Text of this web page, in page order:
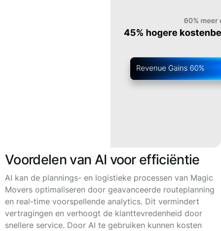
Voordelen van AI voor efficiëntie
AI kan de plannings- en logistieke processen van Magic
Movers optimaliseren door geavanceerde routeplanning
en real-time voorspellende analytics. Dit vermindert
vertragingen en verhoogt de klanttevredenheid door
snellere service. Door AI te gebruiken kunnen kosten